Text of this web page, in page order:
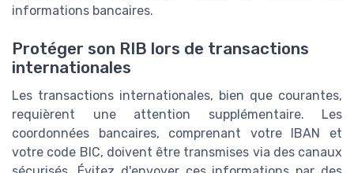
informations bancaires.
Protéger son RIB lors de transactions
internationales
Les transactions internationales, bien que courantes,
requièrent une attention supplémentaire. Les
coordonnées bancaires, comprenant votre IBAN et
votre code BIC, doivent être transmises via des canaux